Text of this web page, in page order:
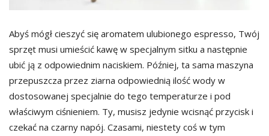
Abyś mógł cieszyć się aromatem ulubionego espresso, Twój
sprzęt musi umieścić kawę w specjalnym sitku a następnie
ubić ją z odpowiednim naciskiem. Później, ta sama maszyna
przepuszcza przez ziarna odpowiednią ilość wody w
dostosowanej specjalnie do tego temperaturze i pod
właściwym ciśnieniem. Ty, musisz jedynie wcisnąć przycisk i
czekać na czarny napój. Czasami, niestety coś w tym